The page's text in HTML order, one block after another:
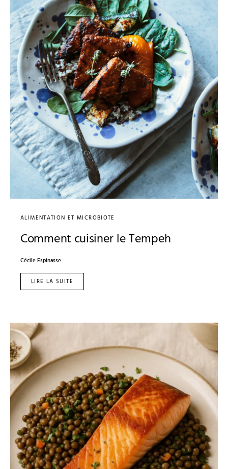
ALIMENTATION ET MICROBIOTE
Comment cuisiner le Tempeh
Cécile Espinasse
LIRE LA SUITE